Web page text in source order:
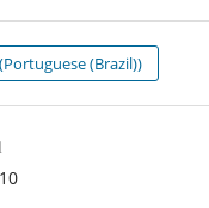
(Brazil))